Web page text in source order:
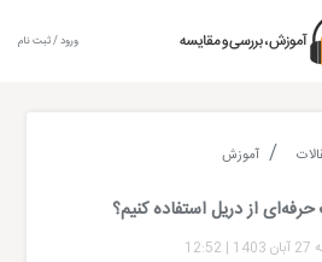
ورود / ثبت نام
آموزش
از دریل استفاده کنیم؟
|
12:52